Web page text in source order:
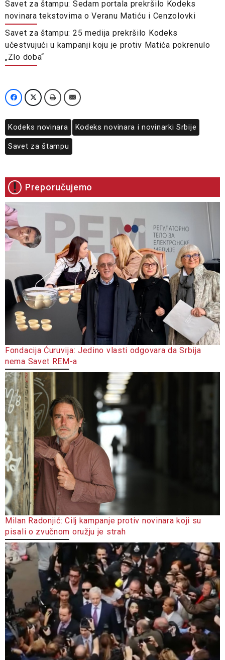
Savet za štampu: Sedam portala prekršilo Kodeks
novinara tekstovima o Veranu Matiću i Cenzolovki
Savet za štampu: 25 medija prekršilo Kodeks
učestvujući u kampanji koju je protiv Matića pokrenulo
„Zlo doba“
Kodeks novinara Kodeks novinara i novinarki Srbije
Savet za štampu
Preporučujemo
Fondacija Ćuruvija: Jedino vlasti odgovara da Srbija
nema Savet REM-a
Milan Radonjić: Cilj kampanje protiv novinara koji su
pisali o zvučnom oružju je strah